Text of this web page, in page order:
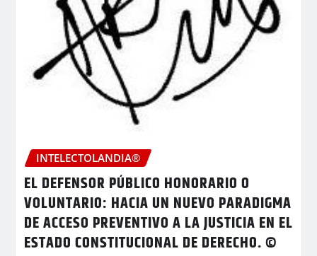
INTELECTOLANDIA®
EL DEFENSOR PÚBLICO HONORARIO O
VOLUNTARIO: HACIA UN NUEVO PARADIGMA
DE ACCESO PREVENTIVO A LA JUSTICIA EN EL
ESTADO CONSTITUCIONAL DE DERECHO. ©